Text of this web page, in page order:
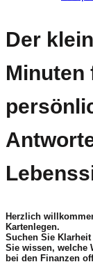
Der
Minuten
Herzlich
Kartenlegen.
Suchen Sie
Sie wissen, welche
bei den Finanzen